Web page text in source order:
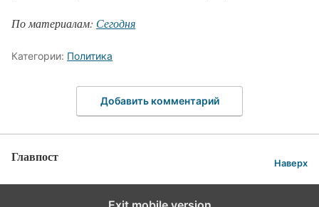
По материалам: Сегодня
Категории: Политика
Добавить комментарий
Главпост Наверх